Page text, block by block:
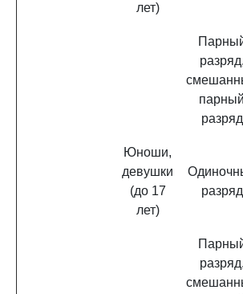
лет)
разряд,
парный
разряд
Юноши,
девушки
(до 17
лет)
разряд
разряд,